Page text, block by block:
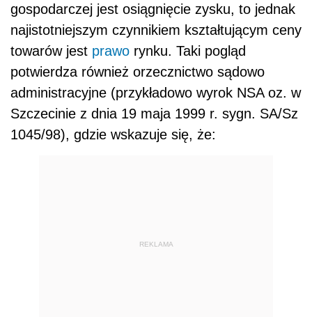
gospodarczej jest osiągnięcie zysku, to jednak
najistotniejszym czynnikiem kształtującym ceny
towarów jest prawo rynku. Taki pogląd
potwierdza również orzecznictwo sądowo
administracyjne (przykładowo wyrok NSA oz. w
Szczecinie z dnia 19 maja 1999 r. sygn. SA/Sz
1045/98), gdzie wskazuje się, że:
REKLAMA